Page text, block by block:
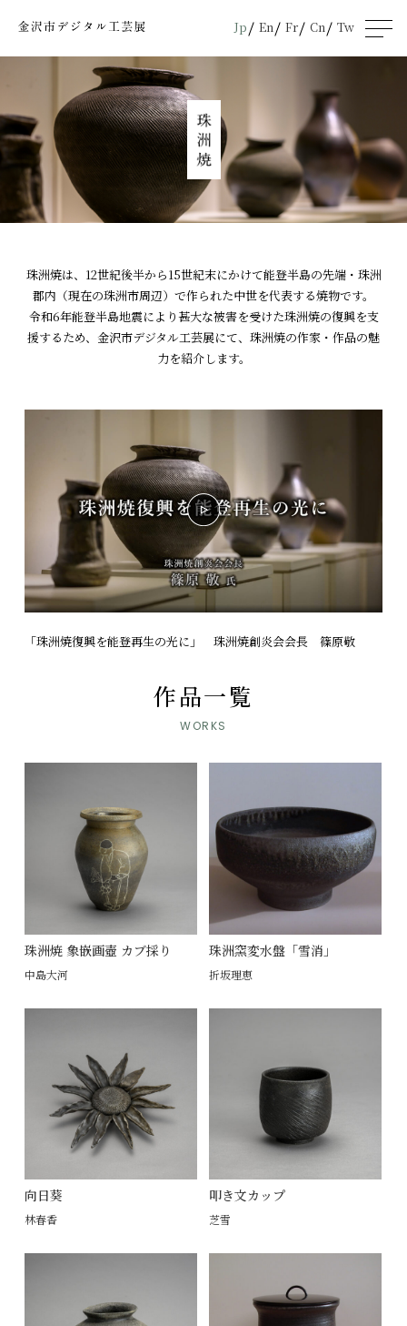
Jp En Fr Cn Tw
men
u
珠洲焼は、12世紀後半から15世紀末にかけて能登半島の先端・珠洲
郡内（現在の珠洲市周辺）で作られた中世を代表する焼物です。
令和6年能登半島地震により甚大な被害を受けた珠洲焼の復興を支
援するため、金沢市デジタル工芸展にて、珠洲焼の作家・作品の魅
力を紹介します。
「珠洲焼復興を能登再生の光に」 珠洲焼創炎会会長 篠原敬
作品一覧
WORKS
珠洲焼 象嵌画壺 カブ採り
中島大河
珠洲窯変水盤「雪消」
折坂理恵
向日葵
林春香
叩き文カップ
芝雪